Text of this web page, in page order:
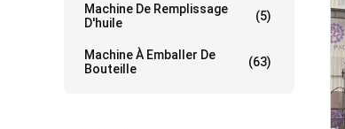
Machine De Remplissage
D'huile
(5)
Machine À Emballer De
Bouteille
(63)